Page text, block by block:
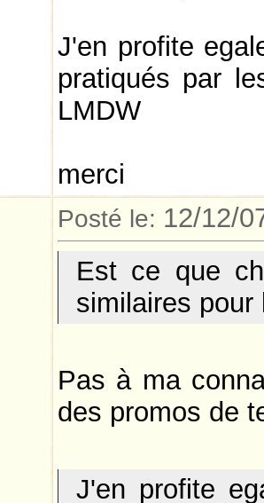
J'en profite
pratiqués par
LMDW
merci
Posté le: 12/12/
Est ce que
similaires
Pas à ma
des promos de
J'en profite